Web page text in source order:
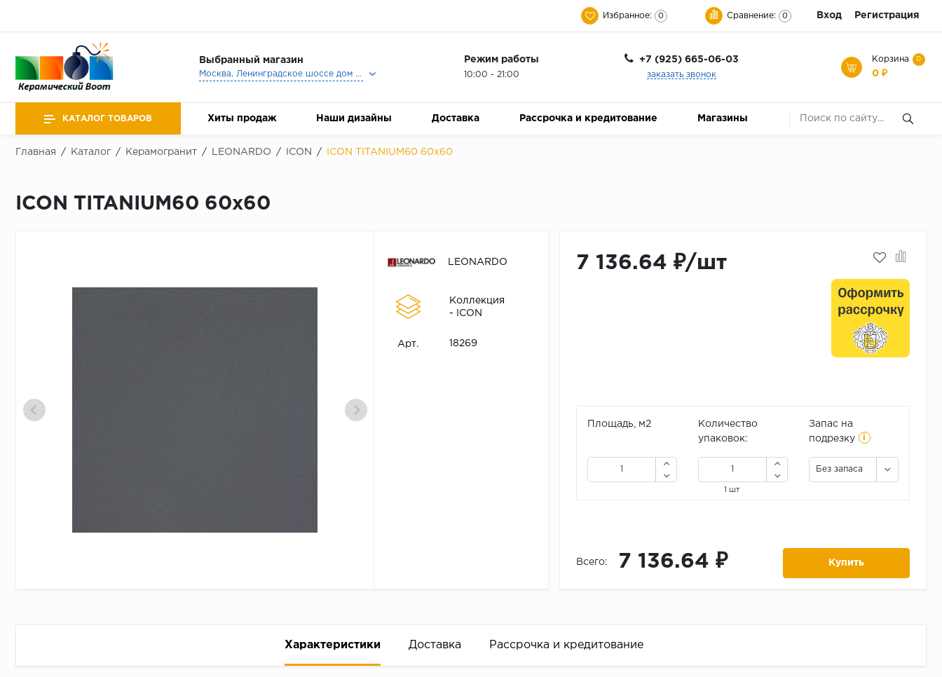
Избранное: 0 Сравнение: 0 Вход Регистрация
Выбранный магазин
Москва, Ленинградское шоссе дом 25, Торговый Центр Family Room, 2-ой этаж, Магазин Керамический Бум.
Режим работы
10:00 - 21:00
+7 (925) 665-06-03
заказать звонок
Корзина 0
0 ₽
КАТАЛОГ ТОВАРОВ Хиты продаж Наши дизайны Доставка Рассрочка и кредитование Магазины
Главная / Каталог / Керамогранит / LEONARDO / ICON / ICON TITANIUM60 60x60
ICON TITANIUM60 60x60
LEONARDO
Коллекция
- ICON
Арт. 18269
7 136.64 ₽/шт
Площадь, м2
Количество
упаковок:
1 шт
Запас на
подрезку
i
Без запаса
Всего: 7 136.64 ₽ Купить
Характеристики Доставка Рассрочка и кредитование